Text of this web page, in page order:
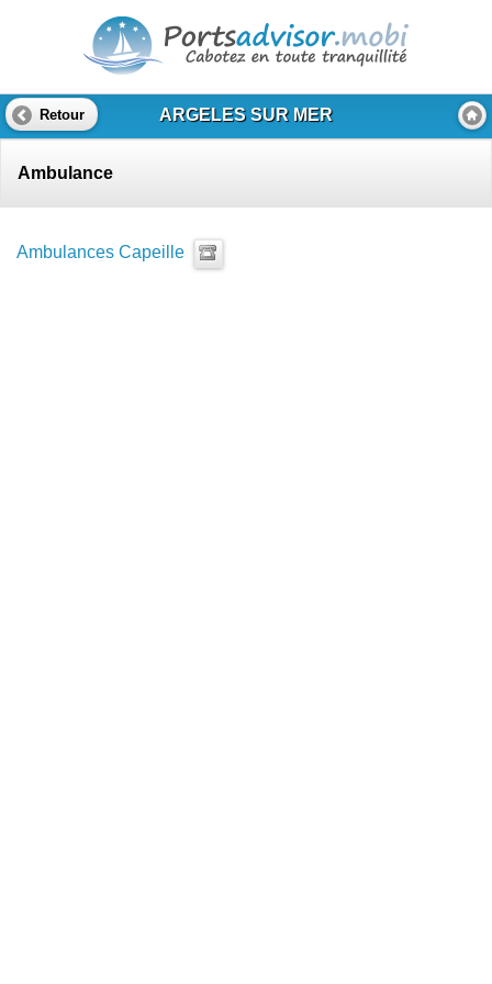
Retour ARGELES SUR MER
Ambulance
Ambulances Capeille